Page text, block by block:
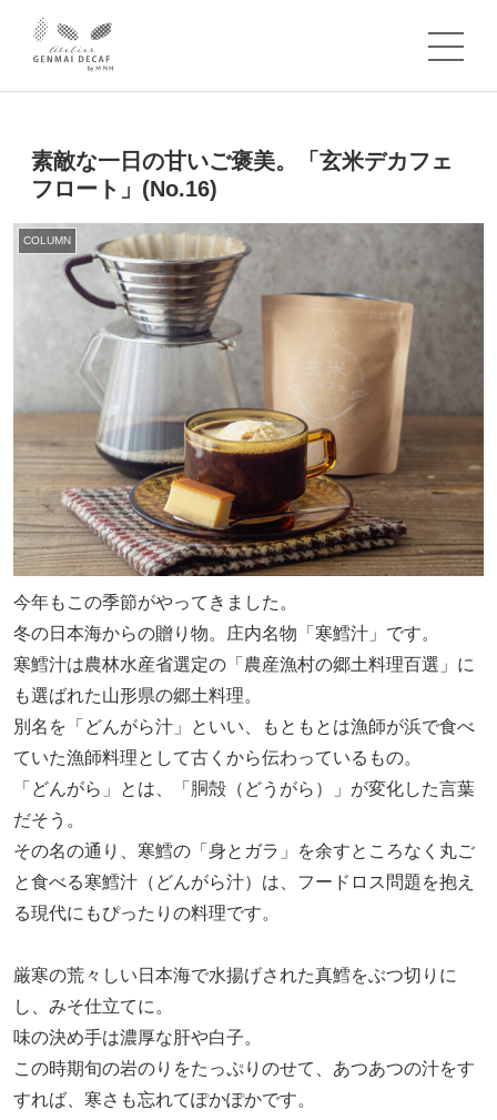
素敵な一日の甘いご褒美。「玄米デカフェ
フロート」(No.16)
COLUMN
今年もこの季節がやってきました。
冬の日本海からの贈り物。庄内名物「寒鱈汁」です。
寒鱈汁は農林水産省選定の「農産漁村の郷土料理百選」に
も選ばれた山形県の郷土料理。
別名を「どんがら汁」といい、もともとは漁師が浜で食べ
ていた漁師料理として古くから伝わっているもの。
「どんがら」とは、「胴殻（どうがら）」が変化した言葉
だそう。
その名の通り、寒鱈の「身とガラ」を余すところなく丸ご
と食べる寒鱈汁（どんがら汁）は、フードロス問題を抱え
る現代にもぴったりの料理です。
厳寒の荒々しい日本海で水揚げされた真鱈をぶつ切りに
し、みそ仕立てに。
味の決め手は濃厚な肝や白子。
この時期旬の岩のりをたっぷりのせて、あつあつの汁をす
すれば、寒さも忘れてぽかぽかです。